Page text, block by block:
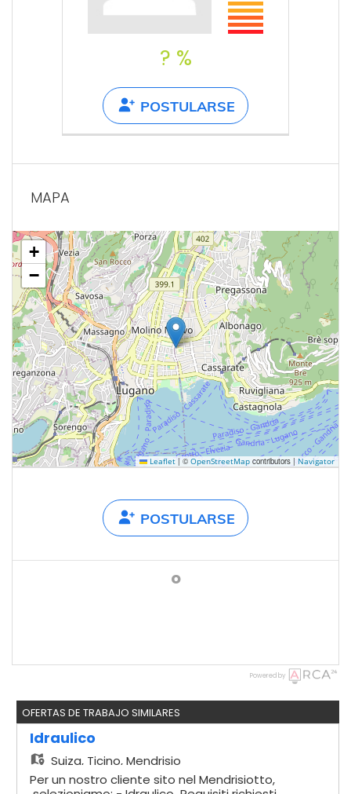
? %
POSTULARSE
MAPA
+
−
Leaflet | © OpenStreetMap contributors | Navigator
POSTULARSE
o
Powered by
OFERTAS DE TRABAJO SIMILARES
Idraulico
Suiza, Ticino, Mendrisio
Per un nostro cliente sito nel Mendrisiotto,